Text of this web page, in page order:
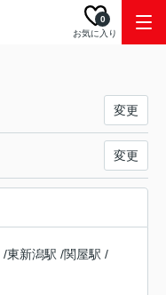
お気に入り
0
変更
変更
/東新潟駅 /関屋駅 /